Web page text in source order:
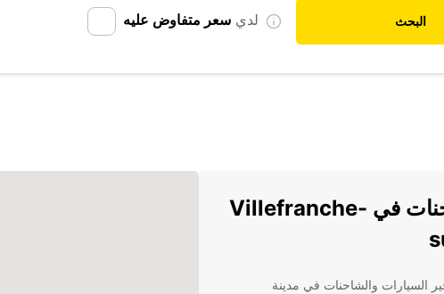
لدي سعر متفاوض عليه البحث
تأجير الشاحنات في Villefranche-
السيارات والشاحنات في مدينة